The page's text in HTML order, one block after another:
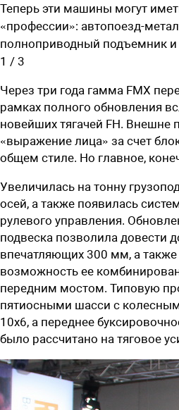
Теперь эти машины могут
«профессии»: автопоезд-
полноприводный подъемник и
1 / 3
Через три года гамма FMX
рамках полного обновления
новейших тягачей FH. Внешне
«выражение лица» за счет
общем стиле. Но главное,
Увеличилась на тонну
осей, а также появилась
рулевого управления.
подвеска позволила довести
впечатляющих 300 мм, а
возможность ее
передним мостом. Типовую
пятиосными шасси с
10х6, а переднее
было рассчитано на тяговое